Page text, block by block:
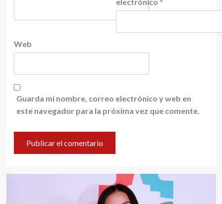
electrónico *
Web
Guarda mi nombre, correo electrónico y web en
este navegador para la próxima vez que comente.